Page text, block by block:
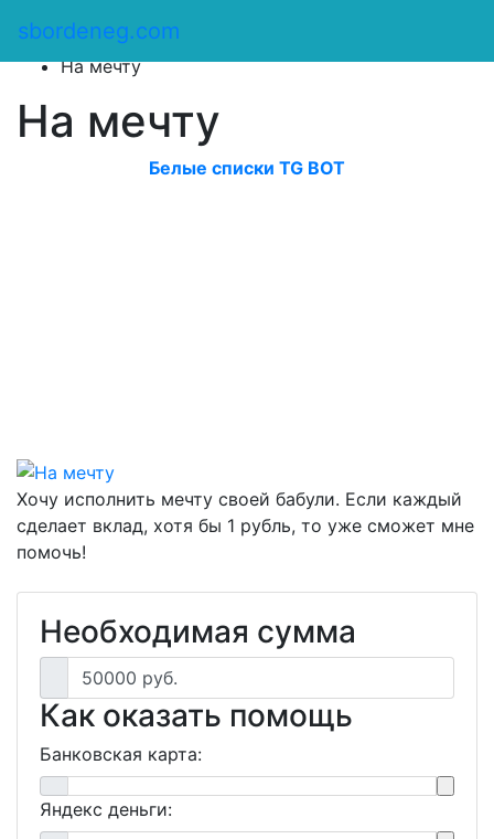
sbordeneg.com
Оказать помощь
На мечту
На мечту
Белые списки TG BOT
Хочу исполнить мечту своей бабули. Если каждый
сделает вклад, хотя бы 1 рубль, то уже сможет мне
помочь!
Необходимая сумма
50000 руб.
Как оказать помощь
Банковская карта:
Яндекс деньги: